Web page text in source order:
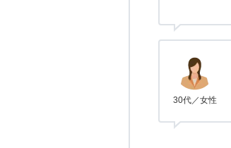
30代／女性